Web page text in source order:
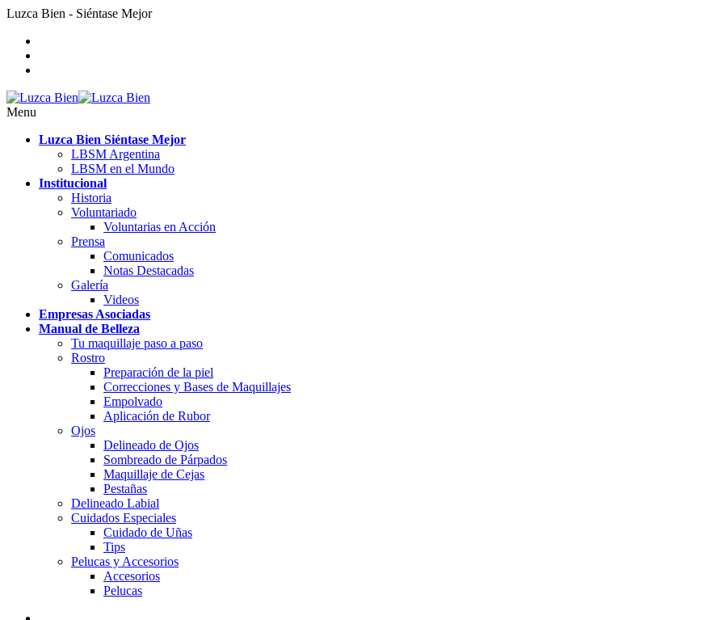
Luzca Bien - Siéntase Mejor
Menu
Luzca Bien Siéntase Mejor
LBSM Argentina
LBSM en el Mundo
Institucional
Historia
Voluntariado
Voluntarias en Acción
Prensa
Comunicados
Notas Destacadas
Galería
Videos
Empresas Asociadas
Manual de Belleza
Tu maquillaje paso a paso
Rostro
Preparación de la piel
Correcciones y Bases de Maquillajes
Empolvado
Aplicación de Rubor
Ojos
Delineado de Ojos
Sombreado de Párpados
Maquillaje de Cejas
Pestañas
Delineado Labial
Cuidados Especiales
Cuidado de Uñas
Tips
Pelucas y Accesorios
Accesorios
Pelucas